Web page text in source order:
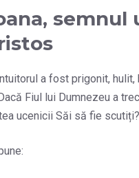
semnul
a fost prigonit, hulit,
Fiul lui Dumnezeu a
ucenicii Săi să fie scutiți?